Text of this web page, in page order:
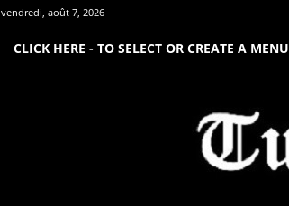
vendredi, août 7, 2026
CLICK HERE - TO SELECT OR CREATE A MENU